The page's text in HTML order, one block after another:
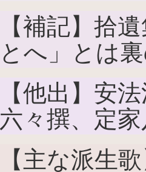
【補記】拾
とへ」とは
【他出】安
六々撰、定
【主な派生